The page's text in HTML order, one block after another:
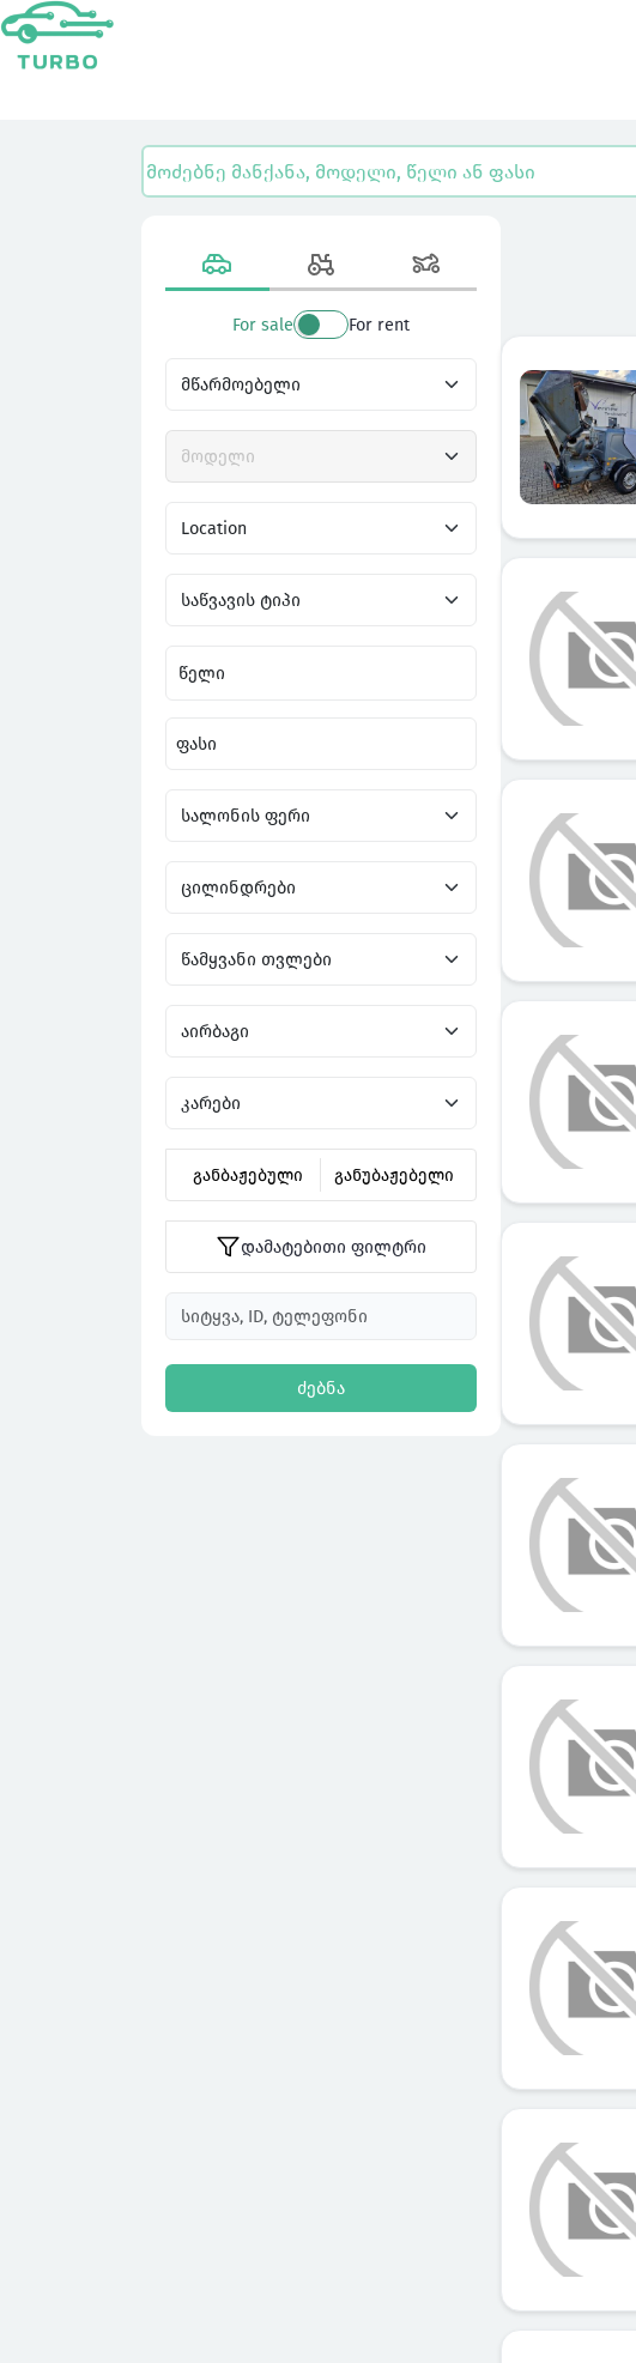
For sale For rent
წელი
ფასი
განბაჟებული განუბაჟებელი
დამატებითი ფილტრი
ძებნა